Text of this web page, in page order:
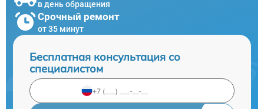
в день обращения
Срочный ремонт
от 35 минут
Бесплатная консультация со
специалистом